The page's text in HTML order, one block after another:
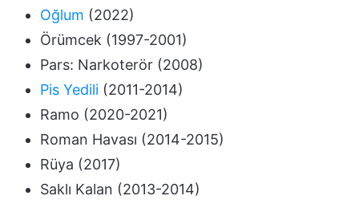
Oğlum (2022)
Örümcek (1997-2001)
Pars: Narkoterör (2008)
Pis Yedili (2011-2014)
Ramo (2020-2021)
Roman Havası (2014-2015)
Rüya (2017)
Saklı Kalan (2013-2014)